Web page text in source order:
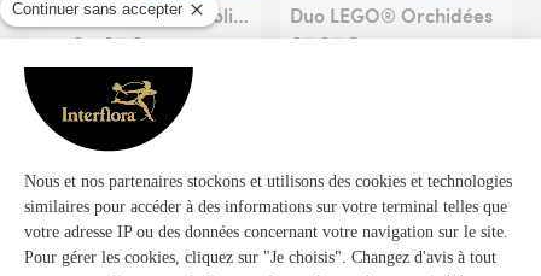
Coffret LEGO® Bucolique
64,95€
Duo LEGO® Orchidées
67,95€